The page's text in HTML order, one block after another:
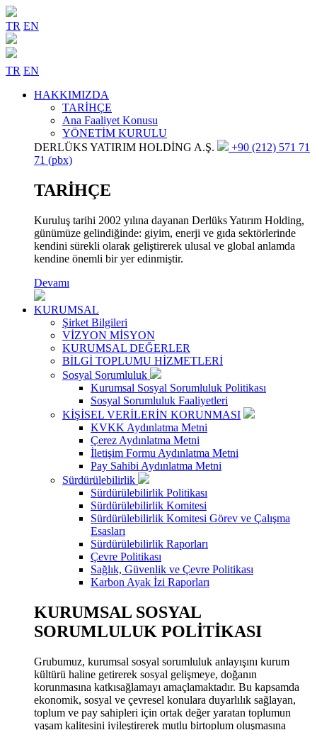
TR EN
TR EN
HAKKIMIZDA
TARİHÇE
Ana Faaliyet Konusu
YÖNETİM KURULU
DERLÜKS YATIRIM HOLDİNG A.Ş.
+90 (212) 571 71
71 (pbx)
TARİHÇE
Kuruluş tarihi 2002 yılına dayanan Derlüks Yatırım Holding,
günümüze gelindiğinde: giyim, enerji ve gıda sektörlerinde
kendini sürekli olarak geliştirerek ulusal ve global anlamda
kendine önemli bir yer edinmiştir.
Devamı
KURUMSAL
Şirket Bilgileri
VİZYON MİSYON
KURUMSAL DEĞERLER
BİLGİ TOPLUMU HİZMETLERİ
Sosyal Sorumluluk
Kurumsal Sosyal Sorumluluk Politikası
Sosyal Sorumluluk Faaliyetleri
KİŞİSEL VERİLERİN KORUNMASI
KVKK Aydınlatma Metni
Çerez Aydınlatma Metni
İletişim Formu Aydınlatma Metni
Pay Sahibi Aydınlatma Metni
Sürdürülebilirlik
Sürdürülebilirlik Politikası
Sürdürülebilirlik Komitesi
Sürdürülebilirlik Komitesi Görev ve Çalışma
Esasları
Sürdürülebilirlik Raporları
Çevre Politikası
Sağlık, Güvenlik ve Çevre Politikası
Karbon Ayak İzi Raporları
KURUMSAL SOSYAL
SORUMLULUK POLİTİKASI
Grubumuz, kurumsal sosyal sorumluluk anlayışını kurum
kültürü haline getirerek sosyal gelişmeye, doğanın
korunmasına katkısağlamayı amaçlamaktadır. Bu kapsamda
ekonomik, sosyal ve çevresel konulara duyarlılık sağlayan,
toplum ve pay sahipleri için ortak değer yaratan toplumun
yaşam kalitesini iyileştirerek mutlu birtoplum oluşmasına